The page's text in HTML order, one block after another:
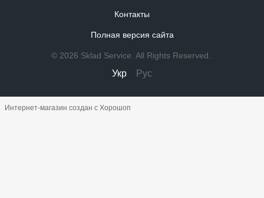
Контакты
Полная версия сайта
© 2026 Sklad Service. All Rights Reserved..
Укр Рус
Интернет-магазин создан с Хорошоп